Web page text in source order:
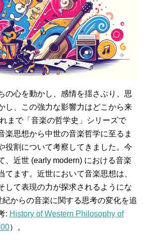
の心を動かし、感情を揺さぶり、思
し、この強力な影響力はどこから来
まで「音楽の哲学史」シリーズで
楽思想から中世の音楽哲学に至るま
役割について考察してきました。今
、近世 (early modern) における音楽
てます。近世において音楽思想は、
して表現の力が探求されるようにな
紀からの音楽に関する思考の変化を追
: History of Western Philosophy of
）。